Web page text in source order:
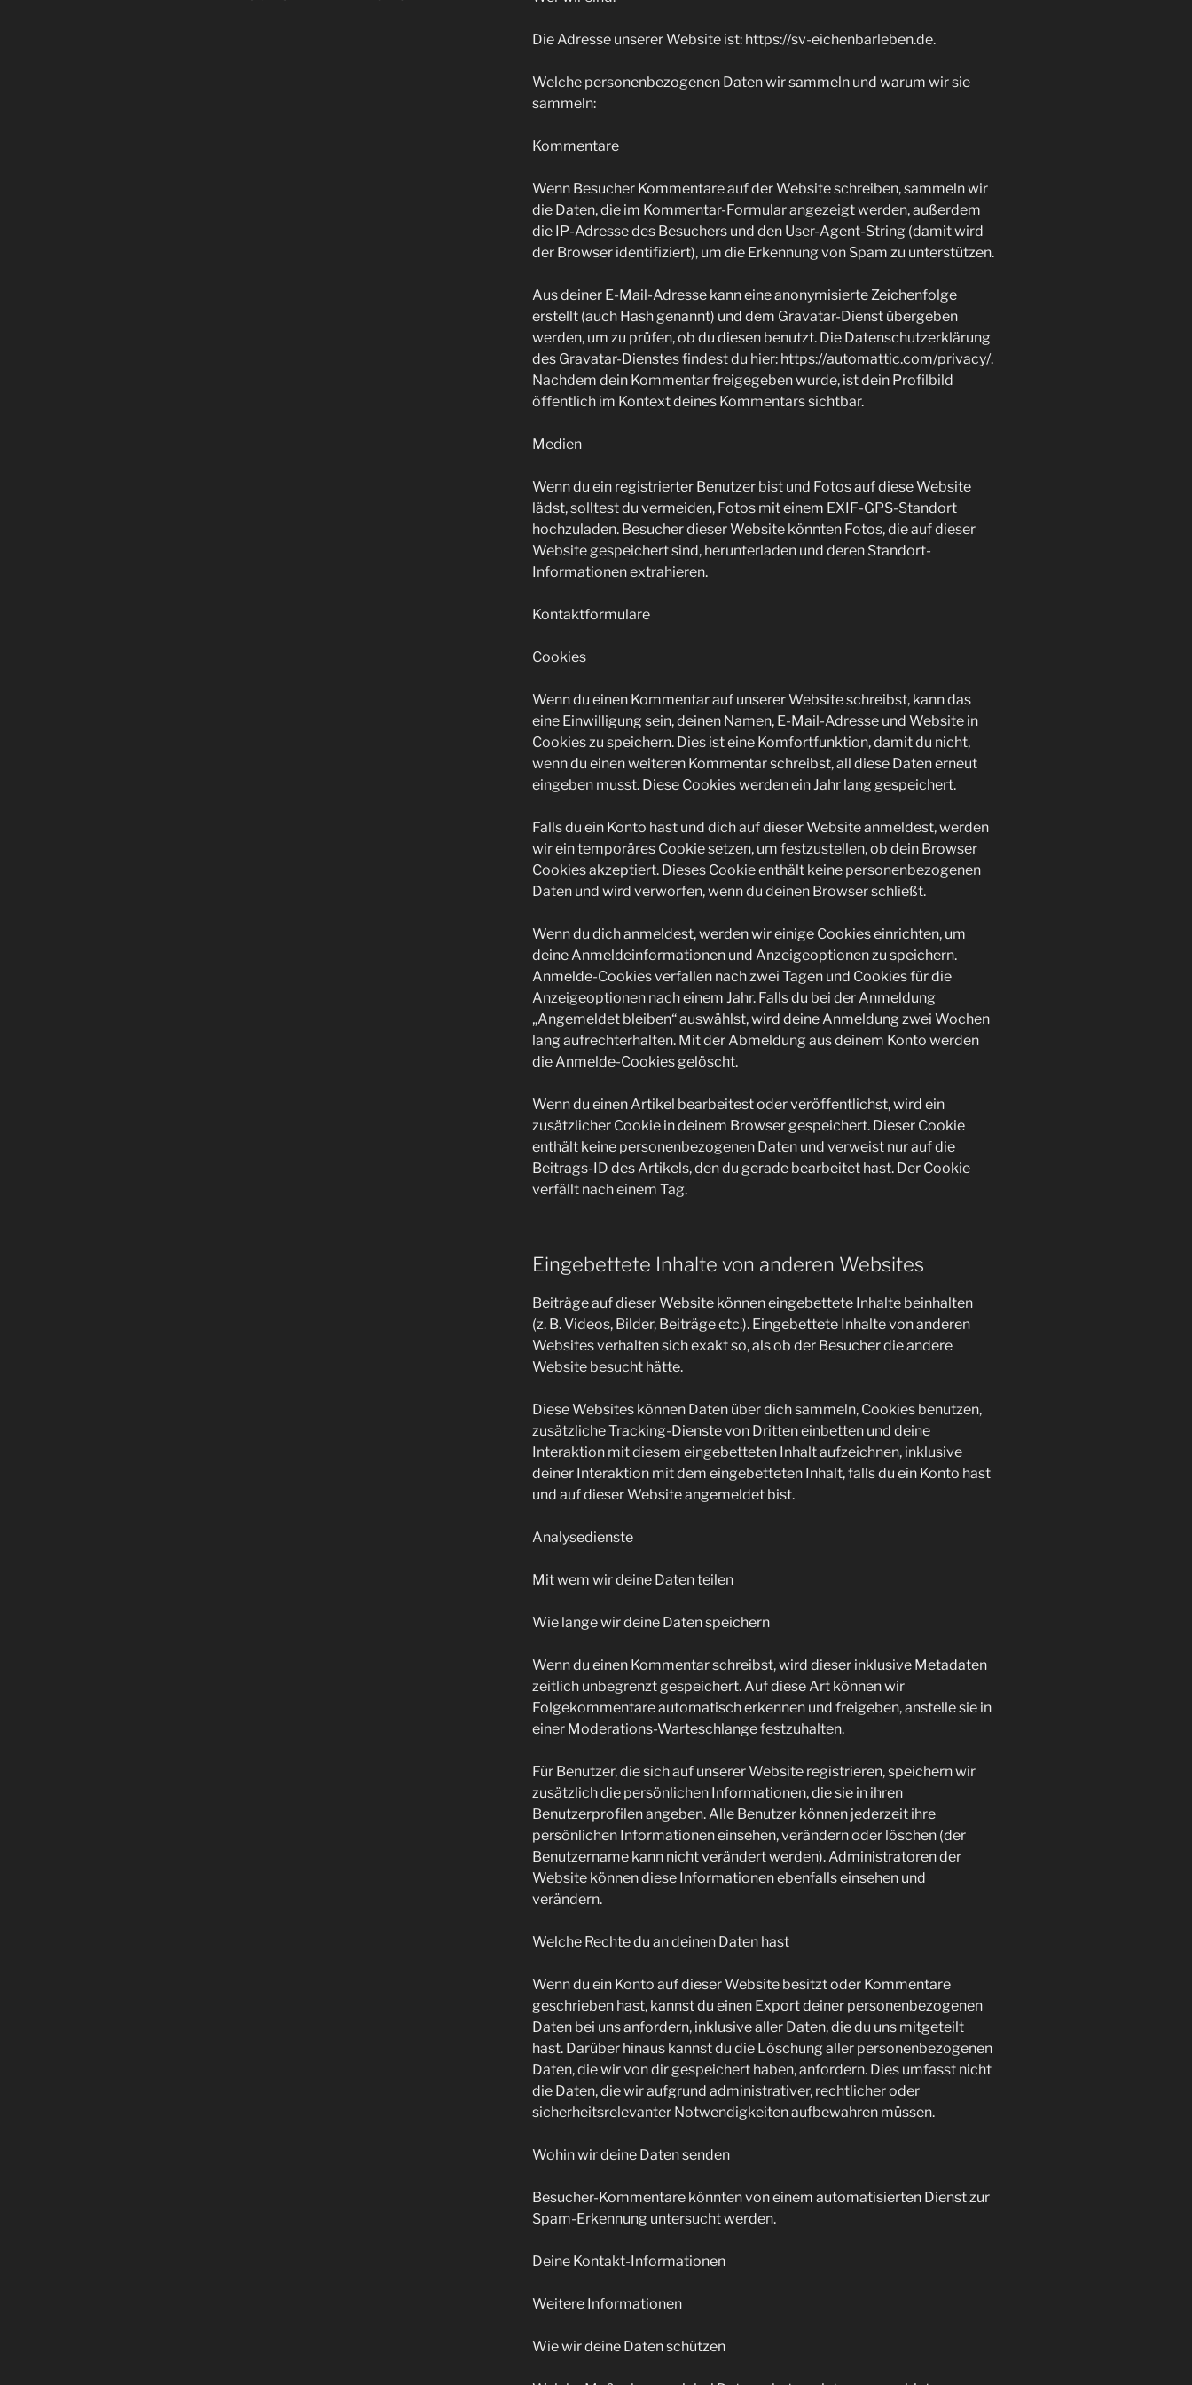
Die Adresse unserer Website ist: https://sv-eichenbarleben.de.
Welche personenbezogenen Daten wir sammeln und warum wir sie
sammeln:
Kommentare
Wenn Besucher Kommentare auf der Website schreiben, sammeln wir
die Daten, die im Kommentar-Formular angezeigt werden, außerdem
die IP-Adresse des Besuchers und den User-Agent-String (damit wird
der Browser identifiziert), um die Erkennung von Spam zu unterstützen.
Aus deiner E-Mail-Adresse kann eine anonymisierte Zeichenfolge
erstellt (auch Hash genannt) und dem Gravatar-Dienst übergeben
werden, um zu prüfen, ob du diesen benutzt. Die Datenschutzerklärung
des Gravatar-Dienstes findest du hier: https://automattic.com/privacy/.
Nachdem dein Kommentar freigegeben wurde, ist dein Profilbild
öffentlich im Kontext deines Kommentars sichtbar.
Medien
Wenn du ein registrierter Benutzer bist und Fotos auf diese Website
lädst, solltest du vermeiden, Fotos mit einem EXIF-GPS-Standort
hochzuladen. Besucher dieser Website könnten Fotos, die auf dieser
Website gespeichert sind, herunterladen und deren Standort-
Informationen extrahieren.
Kontaktformulare
Cookies
Wenn du einen Kommentar auf unserer Website schreibst, kann das
eine Einwilligung sein, deinen Namen, E-Mail-Adresse und Website in
Cookies zu speichern. Dies ist eine Komfortfunktion, damit du nicht,
wenn du einen weiteren Kommentar schreibst, all diese Daten erneut
eingeben musst. Diese Cookies werden ein Jahr lang gespeichert.
Falls du ein Konto hast und dich auf dieser Website anmeldest, werden
wir ein temporäres Cookie setzen, um festzustellen, ob dein Browser
Cookies akzeptiert. Dieses Cookie enthält keine personenbezogenen
Daten und wird verworfen, wenn du deinen Browser schließt.
Wenn du dich anmeldest, werden wir einige Cookies einrichten, um
deine Anmeldeinformationen und Anzeigeoptionen zu speichern.
Anmelde-Cookies verfallen nach zwei Tagen und Cookies für die
Anzeigeoptionen nach einem Jahr. Falls du bei der Anmeldung
„Angemeldet bleiben“ auswählst, wird deine Anmeldung zwei Wochen
lang aufrechterhalten. Mit der Abmeldung aus deinem Konto werden
die Anmelde-Cookies gelöscht.
Wenn du einen Artikel bearbeitest oder veröffentlichst, wird ein
zusätzlicher Cookie in deinem Browser gespeichert. Dieser Cookie
enthält keine personenbezogenen Daten und verweist nur auf die
Beitrags-ID des Artikels, den du gerade bearbeitet hast. Der Cookie
verfällt nach einem Tag.
Eingebettete Inhalte von anderen Websites
Beiträge auf dieser Website können eingebettete Inhalte beinhalten
(z. B. Videos, Bilder, Beiträge etc.). Eingebettete Inhalte von anderen
Websites verhalten sich exakt so, als ob der Besucher die andere
Website besucht hätte.
Diese Websites können Daten über dich sammeln, Cookies benutzen,
zusätzliche Tracking-Dienste von Dritten einbetten und deine
Interaktion mit diesem eingebetteten Inhalt aufzeichnen, inklusive
deiner Interaktion mit dem eingebetteten Inhalt, falls du ein Konto hast
und auf dieser Website angemeldet bist.
Analysedienste
Mit wem wir deine Daten teilen
Wie lange wir deine Daten speichern
Wenn du einen Kommentar schreibst, wird dieser inklusive Metadaten
zeitlich unbegrenzt gespeichert. Auf diese Art können wir
Folgekommentare automatisch erkennen und freigeben, anstelle sie in
einer Moderations-Warteschlange festzuhalten.
Für Benutzer, die sich auf unserer Website registrieren, speichern wir
zusätzlich die persönlichen Informationen, die sie in ihren
Benutzerprofilen angeben. Alle Benutzer können jederzeit ihre
persönlichen Informationen einsehen, verändern oder löschen (der
Benutzername kann nicht verändert werden). Administratoren der
Website können diese Informationen ebenfalls einsehen und
verändern.
Welche Rechte du an deinen Daten hast
Wenn du ein Konto auf dieser Website besitzt oder Kommentare
geschrieben hast, kannst du einen Export deiner personenbezogenen
Daten bei uns anfordern, inklusive aller Daten, die du uns mitgeteilt
hast. Darüber hinaus kannst du die Löschung aller personenbezogenen
Daten, die wir von dir gespeichert haben, anfordern. Dies umfasst nicht
die Daten, die wir aufgrund administrativer, rechtlicher oder
sicherheitsrelevanter Notwendigkeiten aufbewahren müssen.
Wohin wir deine Daten senden
Besucher-Kommentare könnten von einem automatisierten Dienst zur
Spam-Erkennung untersucht werden.
Deine Kontakt-Informationen
Weitere Informationen
Wie wir deine Daten schützen